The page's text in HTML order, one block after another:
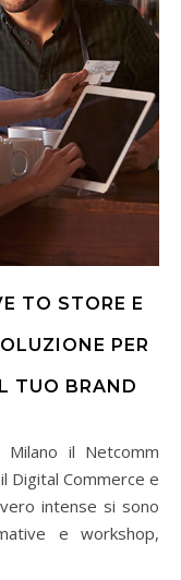
TO STORE E
PER
TUO BRAND
Digital Commerce e
intense si sono
e workshop,